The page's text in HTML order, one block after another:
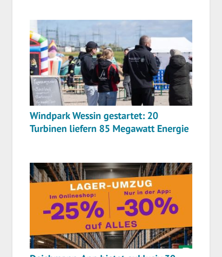
Windpark Wessin gestartet: 20
Turbinen liefern 85 Megawatt Energie